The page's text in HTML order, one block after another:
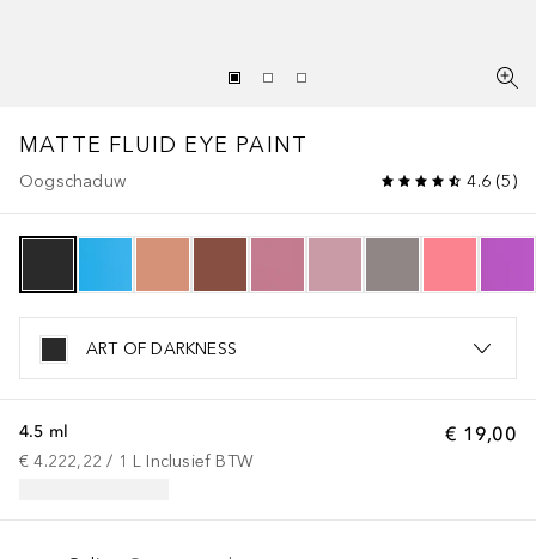
MATTE FLUID EYE PAINT
Oogschaduw 4.6 (5)
ART OF DARKNESS
€ 19,00
4.5 ml
€ 4.222,22 / 1 L Inclusief BTW